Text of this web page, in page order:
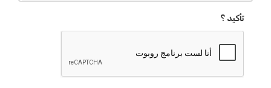
تأكيد ؟